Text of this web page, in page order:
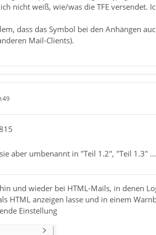
nicht weiß, wie/was die TFE versendet.
dass das Symbol bei den Anhängen
Mail-Clients).
aber umbenannt in "Teil 1.2", "Teil 1.3"
und wieder bei HTML-Mails, in denen
HTML anzeigen lasse und in einem
Einstellung